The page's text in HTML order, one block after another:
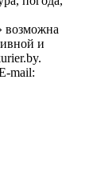
возможна
и
mail: